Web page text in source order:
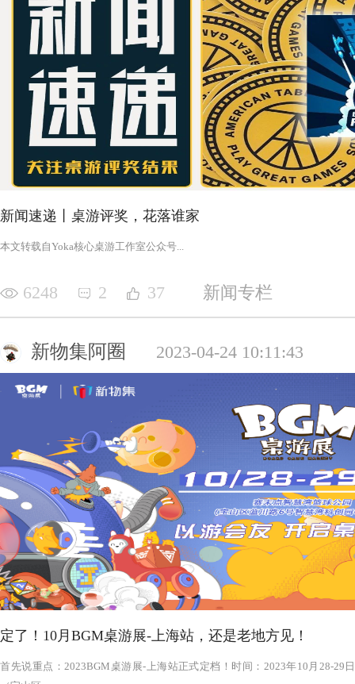
新闻速递丨桌游评奖，花落谁家
‍‍‍‍‍‍‍‍‍‍‍‍‍‍‍‍‍‍‍‍本文转载自Yoka核心桌游工作室公众号‍‍‍...
6248 2 37 新闻专栏
新物集阿圈 2023-04-24 10:11:43
定了！10月BGM桌游展-上海站，还是老地方见！
首先说重点：2023BGM桌游展-上海站正式定档！时间：2023年10月28-29